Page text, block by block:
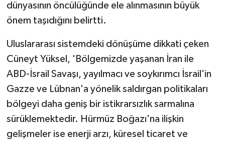
dünyasının öncülüğünde ele alınmasının büyük
önem taşıdığını belirtti.
Uluslararası sistemdeki dönüşüme dikkati çeken
Cüneyt Yüksel, 'Bölgemizde yaşanan İran ile
ABD-İsrail Savaşı, yayılmacı ve soykırımcı İsrail'in
Gazze ve Lübnan'a yönelik saldırgan politikaları
bölgeyi daha geniş bir istikrarsızlık sarmalına
sürüklemektedir. Hürmüz Boğazı'na ilişkin
gelişmeler ise enerji arzı, küresel ticaret ve